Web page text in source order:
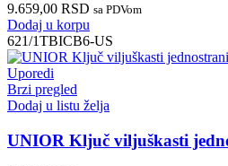
9.659,00 RSD sa PDVom
Dodaj u korpu
621/1TBICB6-US
Uporedi
Brzi pregled
Dodaj u listu želja
UNIOR Ključ viljuškasti